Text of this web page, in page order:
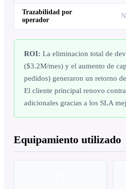
Trazabilidad por
operador
ROI: La eliminacion total de
($3.2M/mes) y el aumento de
pedidos) generaron un retorno
El cliente principal renovo
adicionales gracias a los SLA
Equipamiento utilizado